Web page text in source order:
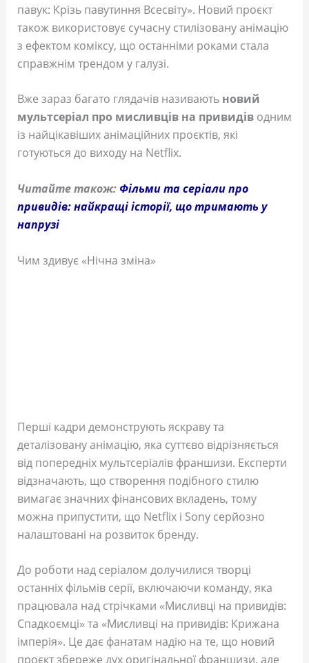
павук: Крізь павутиння Всесвіту». Новий проєкт
також використовує сучасну стилізовану анімацію
з ефектом коміксу, що останніми роками стала
справжнім трендом у галузі.
Вже зараз багато глядачів називають новий
мультсеріал про мисливців на привидіводним
із найцікавіших анімаційних проєктів, які
готуються до виходу на Netflix.
Читайте також: Фільми та серіали про
привидів: найкращі історії, що тримають у
напрузі
Чим здивує «Нічна зміна»
Перші кадри демонструють яскраву та
деталізовану анімацію, яка суттєво відрізняється
від попередніх мультсеріалів франшизи. Експерти
відзначають, що створення подібного стилю
вимагає значних фінансових вкладень, тому
можна припустити, що Netflix і Sony серйозно
налаштовані на розвиток бренду.
До роботи над серіалом долучилися творці
останніх фільмів серії, включаючи команду, яка
працювала над стрічками «Мисливці на привидів:
Спадкоємці» та «Мисливці на привидів: Крижана
імперія». Це дає фанатам надію на те, що новий
проєкт збереже дух оригінальної франшизи, але